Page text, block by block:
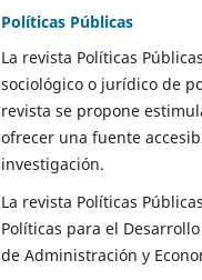
Políticas Públicas
La revista Políticas
sociológico o jurídico de
revista se propone
ofrecer una fuente
investigación.
La revista Políticas
Políticas para el
de Administración y